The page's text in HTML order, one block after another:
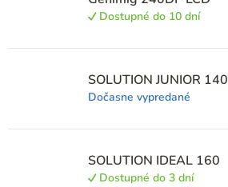
Dostupné do 10 dní
SOLUTION JUNIOR 140
Dočasne vypredané
SOLUTION IDEAL 160
Dostupné do 3 dní